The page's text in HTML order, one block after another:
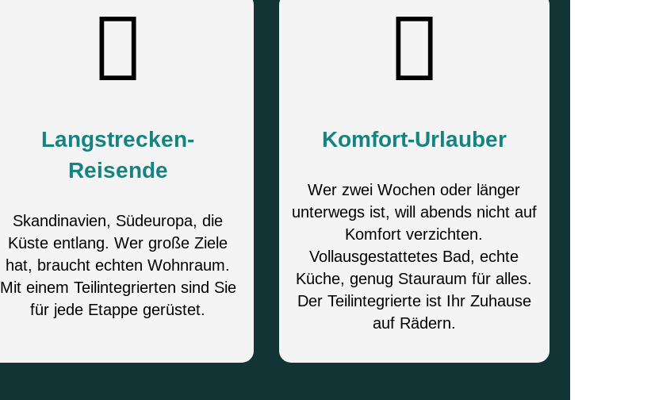
Langstrecken-
Reisende
Skandinavien, Südeuropa, die
Küste entlang. Wer große Ziele
hat, braucht echten Wohnraum.
Mit einem Teilintegrierten sind Sie
für jede Etappe gerüstet.
Komfort-Urlauber
Wer zwei Wochen oder länger
unterwegs ist, will abends nicht auf
Komfort verzichten.
Vollausgestattetes Bad, echte
Küche, genug Stauraum für alles.
Der Teilintegrierte ist Ihr Zuhause
auf Rädern.